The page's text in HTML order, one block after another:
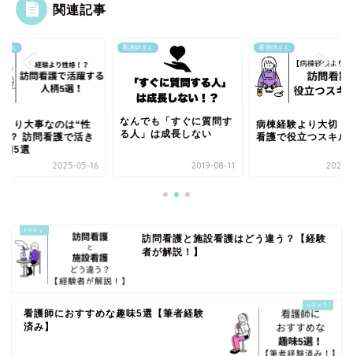
関連記事
さん
より大事なのは“性
？ 訪問看護で活き
柄5選
2025-05-16
看護師さん
なんでも「すぐに質問す
る人」は成長しない
2019-08-11
看護師さん
病棟経験より大切！
看護で役立つスキル
2025-
訪問看護と施設看護はどう違う？【経験
者が解説！】
看護師におすすめな趣味5選【筆者経験
済み】